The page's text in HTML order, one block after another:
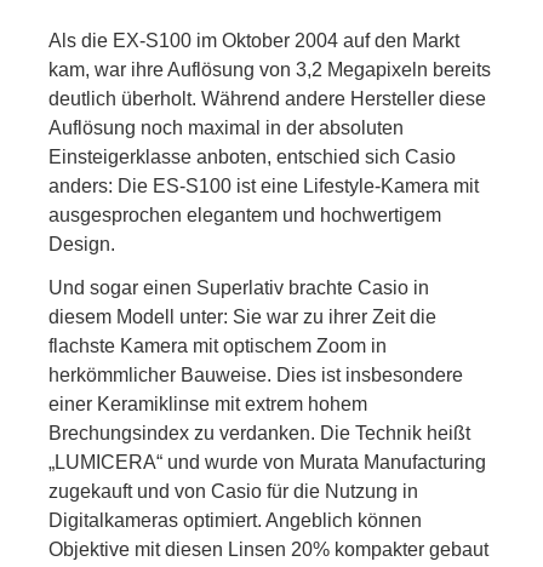
Als die EX-S100 im Oktober 2004 auf den Markt
kam, war ihre Auflösung von 3,2 Megapixeln bereits
deutlich überholt. Während andere Hersteller diese
Auflösung noch maximal in der absoluten
Einsteigerklasse anboten, entschied sich Casio
anders: Die ES-S100 ist eine Lifestyle-Kamera mit
ausgesprochen elegantem und hochwertigem
Design.
Und sogar einen Superlativ brachte Casio in
diesem Modell unter: Sie war zu ihrer Zeit die
flachste Kamera mit optischem Zoom in
herkömmlicher Bauweise. Dies ist insbesondere
einer Keramiklinse mit extrem hohem
Brechungsindex zu verdanken. Die Technik heißt
„LUMICERA“ und wurde von Murata Manufacturing
zugekauft und von Casio für die Nutzung in
Digitalkameras optimiert. Angeblich können
Objektive mit diesen Linsen 20% kompakter gebaut